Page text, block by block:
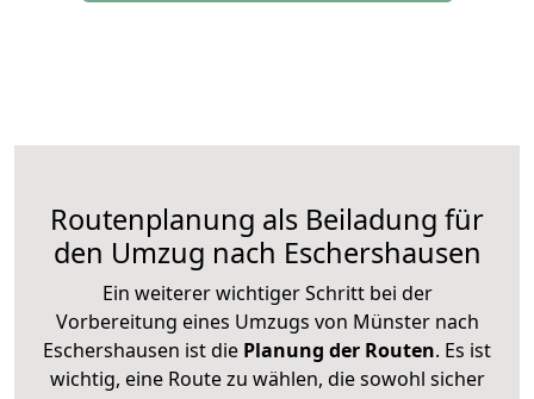
Routenplanung als Beiladung für
den Umzug nach Eschershausen
Ein weiterer wichtiger Schritt bei der
Vorbereitung eines Umzugs von Münster nach
Eschershausen ist die Planung der Routen. Es ist
wichtig, eine Route zu wählen, die sowohl sicher